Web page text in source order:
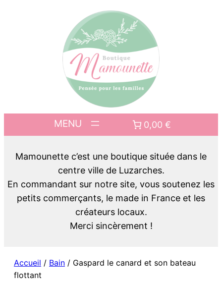
0,00 €
Mamounette c’est une boutique située dans le
centre ville de Luzarches.
En commandant sur notre site, vous soutenez les
petits commerçants, le made in France et les
créateurs locaux.
Merci sincèrement !
Accueil / Bain / Gaspard le canard et son bateau
flottant